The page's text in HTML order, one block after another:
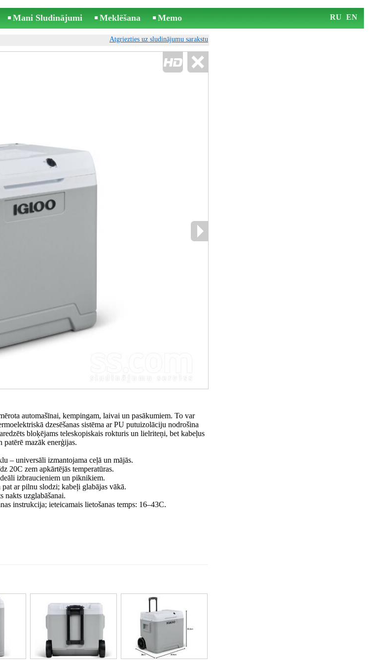
Mani Sludinājumi Meklēšana Memo RU EN
Atgriezties uz sludinājumu sarakstu
automašīnai, kempingam, laivai un pasākumiem. To var
dzesēšanas sistēma ar PU putuizolāciju nodrošina
bloķējams teleskopiskais rokturis un lielriteņi, bet kabeļus
mazāk enerģijas.
– universāli izmantojama ceļā un mājās.
20C zem apkārtējās temperatūras.
izbraucieniem un piknikiem.
ar pilnu slodzi; kabeļi glabājas vākā.
nakts uzglabāšanai.
instrukcija; ieteicamais lietošanas temps: 16–43C.